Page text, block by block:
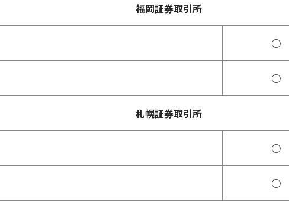
福岡証券取引所
○
○
札幌証券取引所
○
○